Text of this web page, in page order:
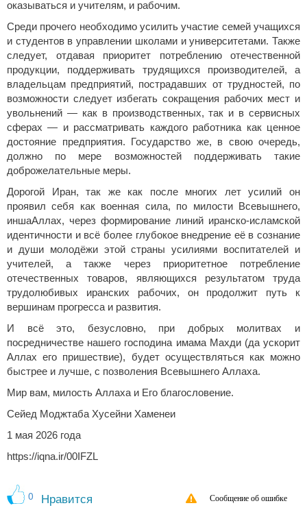
оказываться и учителям, и рабочим.
Среди прочего необходимо усилить участие семей учащихся
и студентов в управлении школами и университетами. Также
следует, отдавая приоритет потреблению отечественной
продукции, поддерживать трудящихся производителей, а
владельцам предприятий, пострадавших от трудностей, по
возможности следует избегать сокращения рабочих мест и
увольнений — как в производственных, так и в сервисных
сферах — и рассматривать каждого работника как ценное
достояние предприятия. Государство же, в свою очередь,
должно по мере возможностей поддерживать такие
доброжелательные меры.
Дорогой Иран, так же как после многих лет усилий он
проявил себя как военная сила, по милости Всевышнего,
иншаАллах, через формирование линий иранско-исламской
идентичности и всё более глубокое внедрение её в сознание
и души молодёжи этой страны усилиями воспитателей и
учителей, а также через приоритетное потребление
отечественных товаров, являющихся результатом труда
трудолюбивых иранских рабочих, он продолжит путь к
вершинам прогресса и развития.
И всё это, безусловно, при добрых молитвах и
посредничестве нашего господина имама Махди (да ускорит
Аллах его пришествие), будет осуществляться как можно
быстрее и лучше, с позволения Всевышнего Аллаха.
Мир вам, милость Аллаха и Его благословение.
Сейед Моджтаба Хусейни Хаменеи
1 мая 2026 года
https://iqna.ir/00IFZL
0 Нравится Сообщение об ошибке